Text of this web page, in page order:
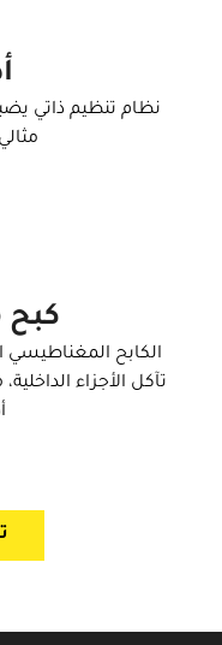
نظام تنظيم ذاتي
الكابح المغناطيسي
تآكل الأجزاء